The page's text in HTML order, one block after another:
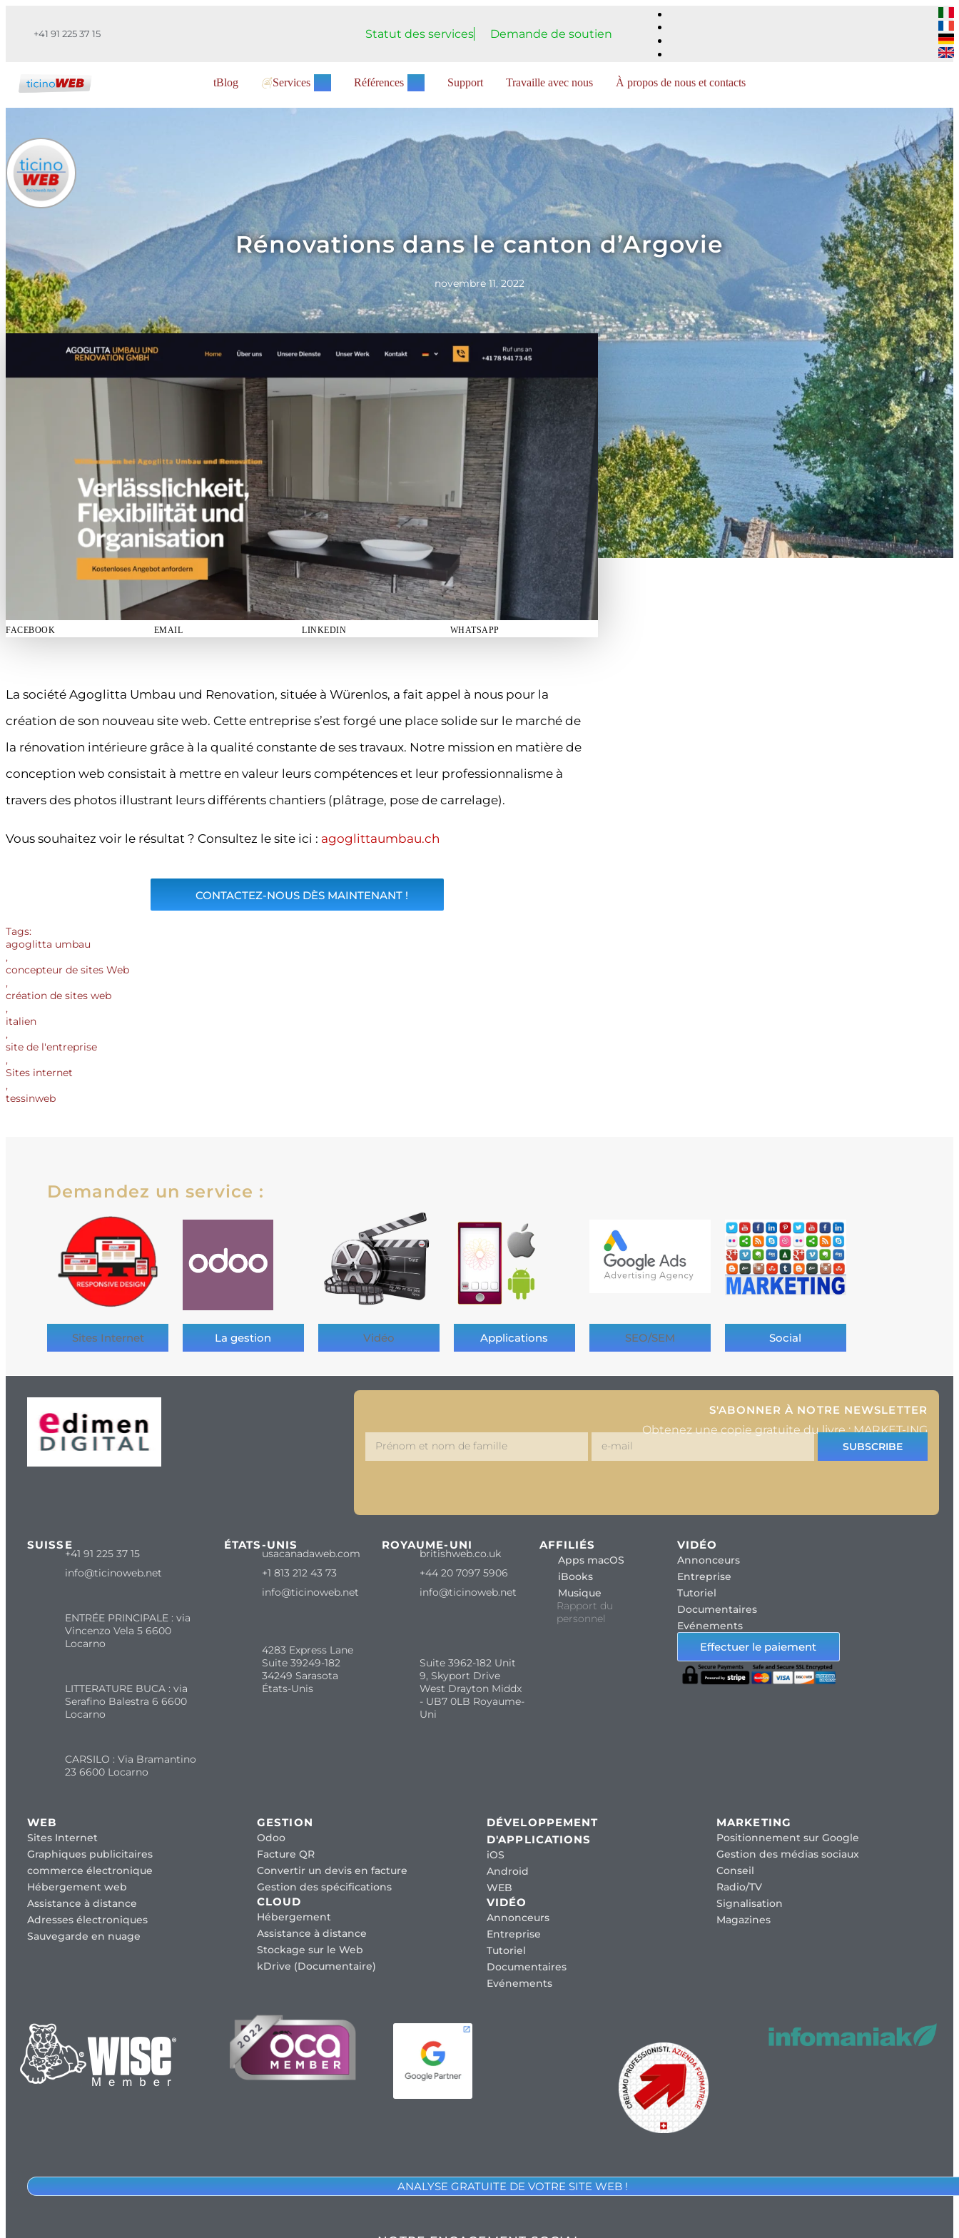
+41 91 225 37 15 Statut des services Demande de soutien
tBlog Services Références Support Travaille avec nous À propos de nous et contacts
Rénovations dans le canton d’Argovie
novembre 11, 2022
FACEBOOK EMAIL LINKEDIN WHATSAPP
La société Agoglitta Umbau und Renovation, située à Würenlos, a fait appel à nous pour la
création de son nouveau site web. Cette entreprise s’est forgé une place solide sur le marché de
la rénovation intérieure grâce à la qualité constante de ses travaux. Notre mission en matière de
conception web consistait à mettre en valeur leurs compétences et leur professionnalisme à
travers des photos illustrant leurs différents chantiers (plâtrage, pose de carrelage).
Vous souhaitez voir le résultat ? Consultez le site ici : agoglittaumbau.ch
CONTACTEZ-NOUS DÈS MAINTENANT !
Tags:
agoglitta umbau
,
concepteur de sites Web
,
création de sites web
,
italien
,
site de l'entreprise
,
Sites internet
,
tessinweb
Demandez un service :
Sites Internet La gestion Vidéo Applications SEO/SEM Social
S'ABONNER À NOTRE NEWSLETTER
Obtenez une copie gratuite du livre : MARKET-ING
SUBSCRIBE
SUISSE
+41 91 225 37 15
info@ticinoweb.net
ENTRÉE PRINCIPALE : via
Vincenzo Vela 5 6600
Locarno
LITTERATURE BUCA : via
Serafino Balestra 6 6600
Locarno
CARSILO : Via Bramantino
23 6600 Locarno
ÉTATS-UNIS
usacanadaweb.com
+1 813 212 43 73
info@ticinoweb.net
4283 Express Lane
Suite 39249-182
34249 Sarasota
États-Unis
ROYAUME-UNI
britishweb.co.uk
+44 20 7097 5906
info@ticinoweb.net
Suite 3962-182 Unit
9, Skyport Drive
West Drayton Middx
- UB7 0LB Royaume-
Uni
AFFILIÉS
Apps macOS
iBooks
Musique
Rapport du
personnel
VIDÉO
Annonceurs
Entreprise
Tutoriel
Documentaires
Evénements
Effectuer le paiement
WEB
Sites Internet
Graphiques publicitaires
commerce électronique
Hébergement web
Assistance à distance
Adresses électroniques
Sauvegarde en nuage
GESTION
Odoo
Facture QR
Convertir un devis en facture
Gestion des spécifications
CLOUD
Hébergement
Assistance à distance
Stockage sur le Web
kDrive (Documentaire)
DÉVELOPPEMENT
D'APPLICATIONS
iOS
Android
WEB
VIDÉO
Annonceurs
Entreprise
Tutoriel
Documentaires
Evénements
MARKETING
Positionnement sur Google
Gestion des médias sociaux
Conseil
Radio/TV
Signalisation
Magazines
ANALYSE GRATUITE DE VOTRE SITE WEB !